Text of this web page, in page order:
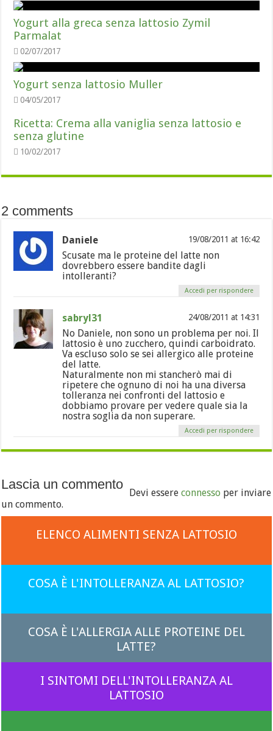
Yogurt alla greca senza lattosio Zymil
Parmalat
02/07/2017
Yogurt senza lattosio Muller
04/05/2017
Ricetta: Crema alla vaniglia senza lattosio e
senza glutine
10/02/2017
2 comments
Daniele 19/08/2011 at 16:42
Scusate ma le proteine del latte non
dovrebbero essere bandite dagli
intolleranti?
Accedi per rispondere
sabryl31 24/08/2011 at 14:31
No Daniele, non sono un problema per noi. Il
lattosio è uno zucchero, quindi carboidrato.
Va escluso solo se sei allergico alle proteine
del latte.
Naturalmente non mi stancherò mai di
ripetere che ognuno di noi ha una diversa
tolleranza nei confronti del lattosio e
dobbiamo provare per vedere quale sia la
nostra soglia da non superare.
Accedi per rispondere
Lascia un commento
Devi essereconnesso per inviare
un commento.
ELENCO ALIMENTI SENZA LATTOSIO
COSA È L'INTOLLERANZA AL LATTOSIO?
COSA È L'ALLERGIA ALLE PROTEINE DEL
LATTE?
I SINTOMI DELL'INTOLLERANZA AL
LATTOSIO